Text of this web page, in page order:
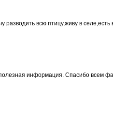
разводить всю птицу,живу в
информация. Спасибо всем